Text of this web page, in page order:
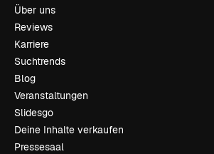
Über uns
Reviews
Karriere
Suchtrends
Blog
Veranstaltungen
Slidesgo
Deine Inhalte verkaufen
Pressesaal